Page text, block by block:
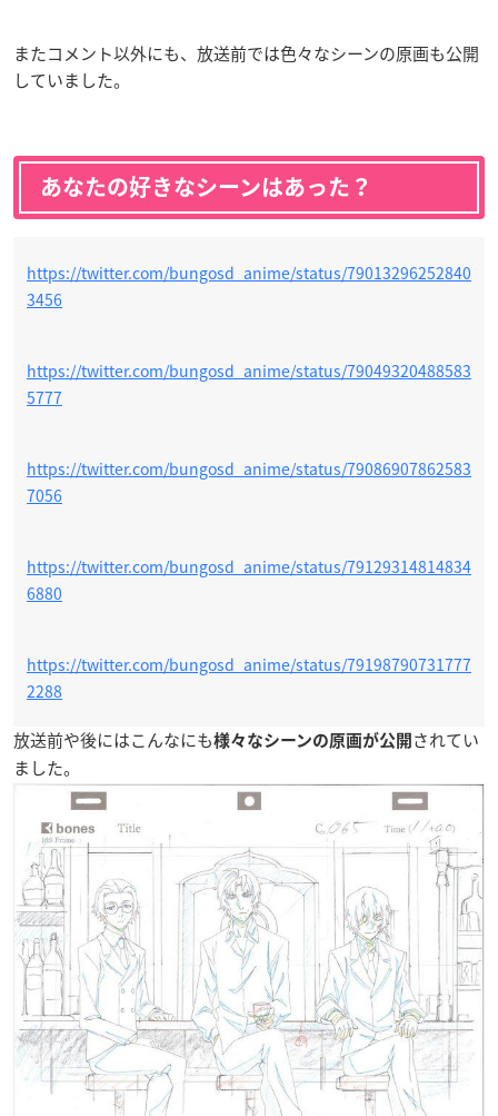
またコメント以外にも、放送前では色々なシーンの原画も公開
していました。
あなたの好きなシーンはあった？
https://twitter.com/bungosd_anime/status/79013296252840
3456
https://twitter.com/bungosd_anime/status/79049320488583
5777
https://twitter.com/bungosd_anime/status/79086907862583
7056
https://twitter.com/bungosd_anime/status/79129314814834
6880
https://twitter.com/bungosd_anime/status/79198790731777
2288
放送前や後にはこんなにも様々なシーンの原画が公開 されてい
ました。